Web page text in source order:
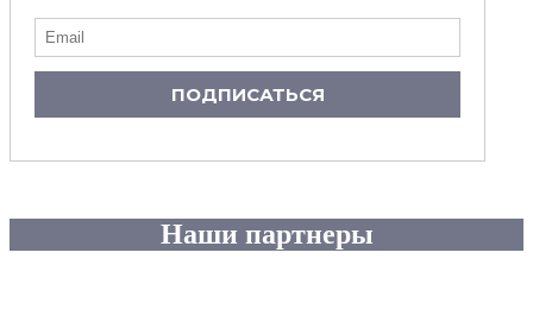
ПОДПИСАТЬСЯ
Наши партнеры